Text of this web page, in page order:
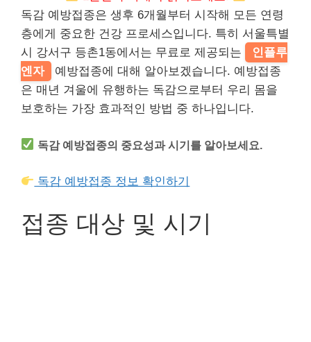
독감 예방접종은 생후 6개월부터 시작해 모든 연령
층에게 중요한 건강 프로세스입니다. 특히 서울특별
시 강서구 등촌1동에서는 무료로 제공되는
인플루
엔자
예방접종에 대해 알아보겠습니다. 예방접종
은 매년 겨울에 유행하는 독감으로부터 우리 몸을
보호하는 가장 효과적인 방법 중 하나입니다.
독감 예방접종의 중요성과 시기를 알아보세요.
독감 예방접종 정보 확인하기
접종 대상 및 시기